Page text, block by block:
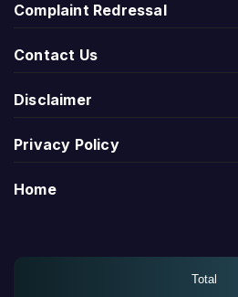
Complaint Redressal
Contact Us
Disclaimer
Privacy Policy
Home
Total